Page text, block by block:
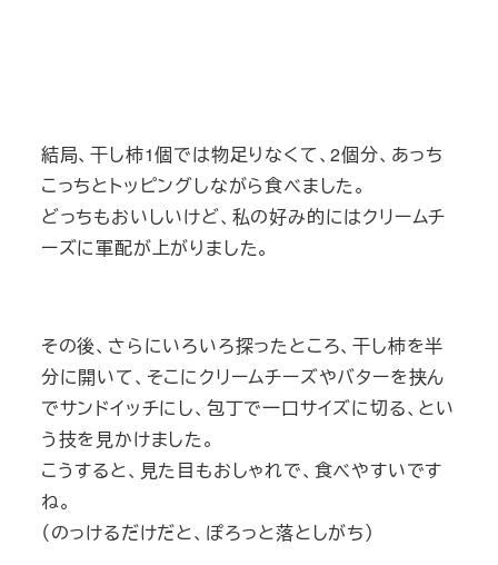
結局、干し柿1個では物足りなくて、2個分、あっち
こっちとトッピングしながら食べました。
どっちもおいしいけど、私の好み的にはクリームチ
ーズに軍配が上がりました。
その後、さらにいろいろ探ったところ、干し柿を半
分に開いて、そこにクリームチーズやバターを挟ん
でサンドイッチにし、包丁で一口サイズに切る、とい
う技を見かけました。
こうすると、見た目もおしゃれで、食べやすいです
ね。
（のっけるだけだと、ぽろっと落としがち）